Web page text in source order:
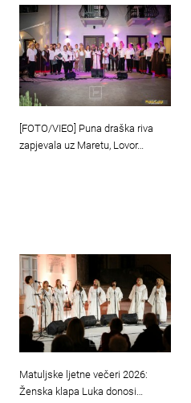
[FOTO/VIEO] Puna draška riva
zapjevala uz Maretu, Lovor…
Matuljske ljetne večeri 2026:
Ženska klapa Luka donosi…